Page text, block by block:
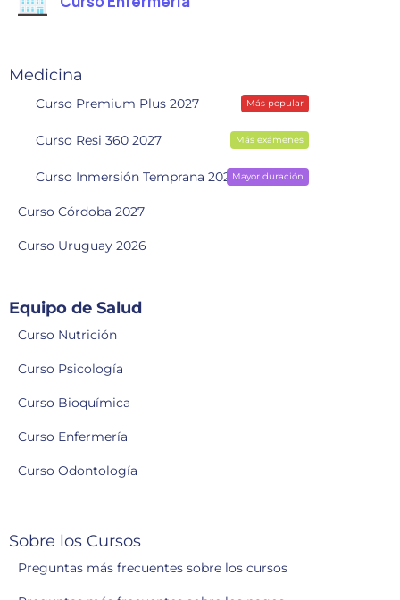
Medicina
Curso Premium Plus 2027 Más popular
Curso Resi 360 2027 Más exámenes
Curso Inmersión Temprana 2028Mayor duración
Curso Córdoba 2027
Curso Uruguay 2026
Equipo de Salud
Curso Nutrición
Curso Psicología
Curso Bioquímica
Curso Enfermería
Curso Odontología
Sobre los Cursos
Preguntas más frecuentes sobre los cursos